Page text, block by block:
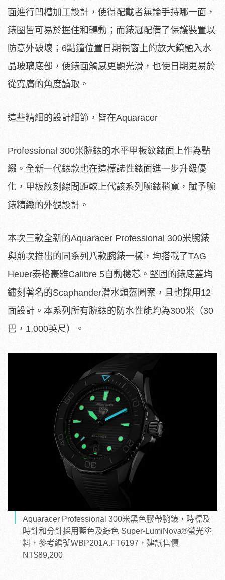
面進行凹槽加工設計，使得配戴者無論手持哪一面，
錶圈皆可易於握住和轉動；而錶冠配備了保護裝置以
防意外破壞；6點鐘位置日期視窗上的放大鏡融入水
晶玻璃底部，使錶面觸感更顯光滑，也使日期更易於
從寬廣的角度讀取。
這些精細的設計細節，皆在Aquaracer
Professional 300米腕錶的水平甲板紋錶面上作為點
綴。全新一代錶款也在這標誌性錶面進一步升級優
化，甲板紋刻線間距較上代該系列腕錶稍寬，賦予腕
錶精緻的外觀設計。
本次三款全新的Aquaracer Professional 300米腕錶
與前次推出的同系列八款腕錶一樣，均搭載了TAG
Heuer泰格豪雅Calibre 5自動機芯。堅固的錶底蓋均
鏽刻著名的Scaphander潛水頭盔圖案，且也採用12
面設計。本系列所有腕錶的防水性能均為300米（30
巴，1,000英尺）。
Aquaracer Professional 300米黑色膠帶腕錶，時標及
時針和分針採用藍色及綠色 Super-LumiNova®螢光塗
料，參考編號WBP201A.FT6197，建議售價
NT$89,200